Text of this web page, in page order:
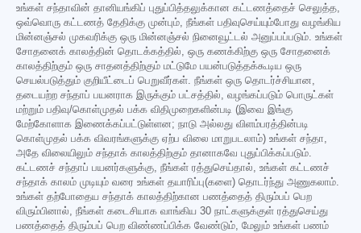
உங்கள் சந்தாவின் தானியங்கிப் புதுப்பித்தலுக்கான கட்டணத்தைச் செலுத்த,
ஒவ்வொரு கட்டணத் தேதிக்கு முன்பும், நீங்கள் பதிவுசெய்யும்போது வழங்கிய
மின்னஞ்சல் முகவரிக்கு ஒரு மின்னஞ்சல் நினைவூட்டல் அனுப்பப்படும். உங்கள்
சோதனைக் காலத்தின் தொடக்கத்தில், ஒரு கணக்கிற்கு ஒரு சோதனைக்
காலத்திற்கும் ஒரு சாதனத்திற்கும் மட்டுமே பயன்படுத்தக்கூடிய ஒரு
செயல்படுத்தும் குறியீட்டைப் பெறுவீர்கள். நீங்கள் ஒரு தொடர்ச்சியான,
தடையற்ற சந்தாப் பயனராக இருக்கும் பட்சத்தில், வழங்கப்படும் பொருட்கள்
மற்றும் பதிவு/கொள்முதல் பக்க விதிமுறைகளின்படி (இவை இங்கு
மேற்கோளாக இணைக்கப்பட்டுள்ளன; நாடு அல்லது விளம்பரத்தின்படி
கொள்முதல் பக்க விவரங்களுக்கு ஏற்ப விலை மாறுபடலாம்) உங்கள் சந்தா,
அதே விலையிலும் சந்தாக் காலத்திற்கும் தானாகவே புதுப்பிக்கப்படும்.
கட்டணச் சந்தாப் பயனர்களுக்கு, நீங்கள் ரத்துசெய்தால், உங்கள் கட்டணச்
சந்தாக் காலம் முடியும் வரை உங்கள் தயாரிப்பு(களை) தொடர்ந்து அணுகலாம்.
உங்கள் தற்போதைய சந்தாக் காலத்திற்கான பணத்தைத் திரும்பப் பெற
விரும்பினால், நீங்கள் கடைசியாக வாங்கிய 30 நாட்களுக்குள் ரத்துசெய்து
பணத்தைத் திரும்பப் பெற விண்ணப்பிக்க வேண்டும், மேலும் உங்கள் பணம்